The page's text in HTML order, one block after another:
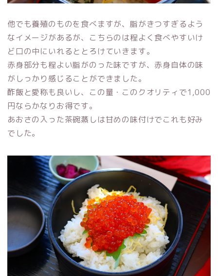
他でも養殖のものを食べますが、脂がきつすぎるよう
なイメージがあるが、こちらのは程よく食べやすいけ
ど口の中にいれるととろけていきます。
赤身部分も程よい脂がのった味ですが、赤身自体の味
がしっかり感じることができました。
酢飯と愛称も良いし、この量・このクオリティで1,000
円ならかなりお得です。
あおさの入った茶碗蒸しは甘めの味付けでこれも好み
でした。